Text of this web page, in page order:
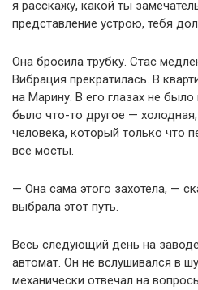
я расскажу, какой ты
представление устрою, тебя
Она бросила трубку. Стас
Вибрация прекратилась. В
на Марину. В его глазах не
было что-то другое —
человека, который только что
все мосты.
— Она сама этого захотела, —
выбрала этот путь.
Весь следующий день на
автомат. Он не вслушивался в
механически отвечал на